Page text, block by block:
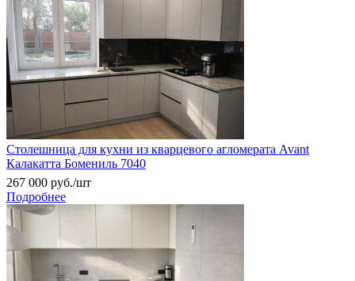
Столешница для кухни из кварцевого агломерата Avant
Калакатта Бомениль 7040
267 000 руб./шт
Подробнее